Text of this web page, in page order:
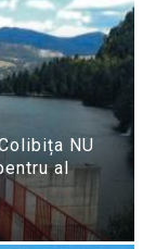
NU
al